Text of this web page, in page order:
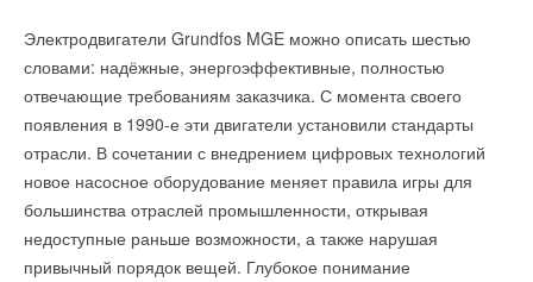
Электродвигатели Grundfos MGE можно описать шестью
словами: надёжные, энергоэффективные, полностью
отвечающие требованиям заказчика. С момента своего
появления в 1990-е эти двигатели установили стандарты
отрасли. В сочетании с внедрением цифровых технологий
новое насосное оборудование меняет правила игры для
большинства отраслей промышленности, открывая
недоступные раньше возможности, а также нарушая
привычный порядок вещей. Глубокое понимание